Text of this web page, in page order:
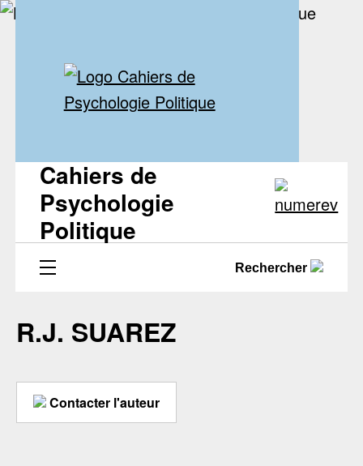
Cahiers de
Psychologie
Politique
Rechercher
R.J. SUAREZ
Contacter l'auteur